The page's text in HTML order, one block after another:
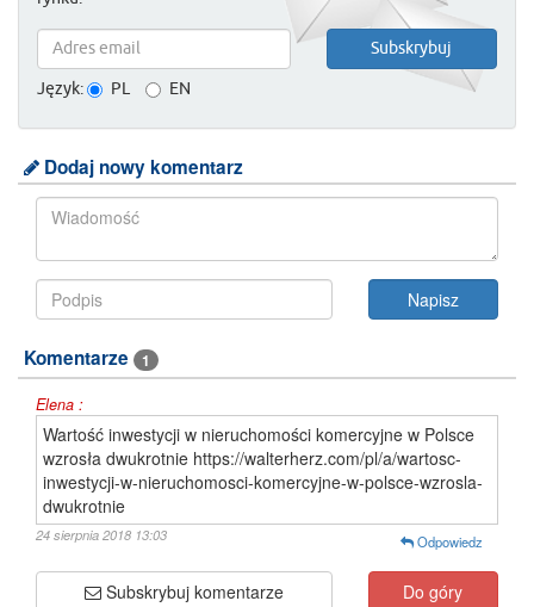
Język: PL EN
Dodaj nowy komentarz
Komentarze 1
Elena :
Wartość inwestycji w nieruchomości komercyjne w Polsce
wzrosła dwukrotnie https://walterherz.com/pl/a/wartosc-
inwestycji-w-nieruchomosci-komercyjne-w-polsce-wzrosla-
dwukrotnie
24 sierpnia 2018 13:03 Odpowiedz
Subskrybuj komentarze Do góry